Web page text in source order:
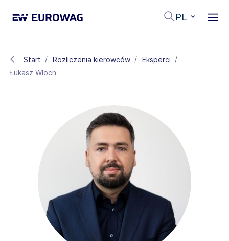
PL
Start Rozliczenia kierowców
Eksperci
Łukasz Włoch